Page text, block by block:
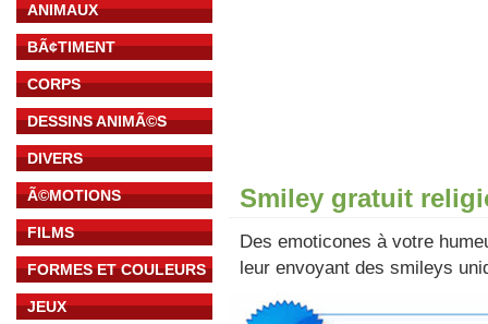
ANIMAUX
BÃ¢TIMENT
CORPS
DESSINS ANIMÃ©S
DIVERS
Ã©MOTIONS
FILMS
FORMES ET COULEURS
JEUX
Smiley gratuit
Des emoticones à votre
leur envoyant des smileys